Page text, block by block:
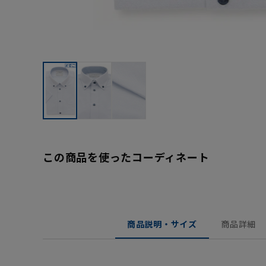
この商品を使ったコーディネート
商品説明・サイズ 商品詳細